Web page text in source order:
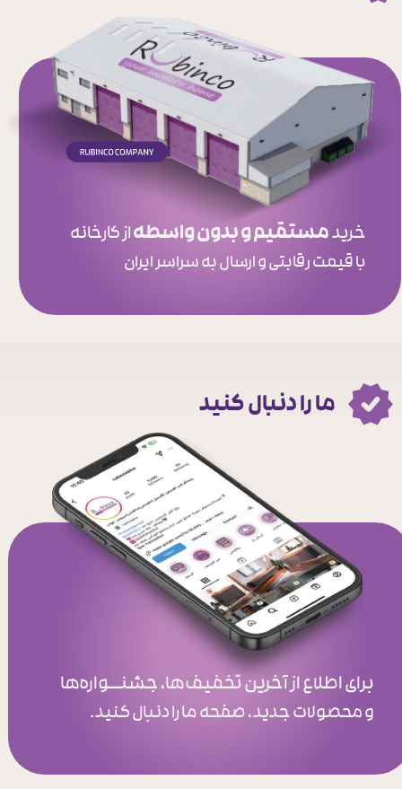
خریدمستقیم و بدون واسطهاز کارخانه
​​​​​​​با قیمت رقابتی و ارسال به سراسر ایران
ما را دنبال کنید
برای اطلاع از آخرین تخفیف‌ها، جشنــواره‌ها
و محصولات جدید، صفحه ما را دنبال کنید.